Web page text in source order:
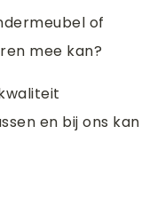
of
mee kan?
en bij ons kan